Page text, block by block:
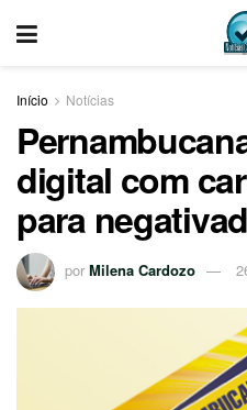
Início Notícias
digital com
para
por Milena Cardozo